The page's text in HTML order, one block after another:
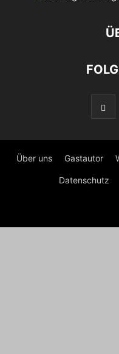
Über uns Gastautor
Datenschutz